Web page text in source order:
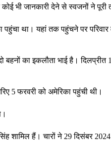
भी जानकारी देने से स्वजनों ने पूरी
पहुंचा था। यहां तक पहुंचने पर
का इकलौता भाई है। दिलप्रीत
5 फरवरी को अमेरिका पहुंची थी।
शामिल हैं। चारों ने 29 दिसंबर